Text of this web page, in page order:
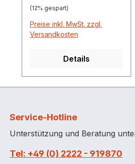
Ausführung mit den
Kunststoffen ist die
Integration vieler
Bauteil möglich und man
erhält einen handlichen
Aufbau und leichtes
Ausgestattet mit sechs
Streustufen ist er
Einsatz wie auch in
(12% gespart)
Preise inkl. MwSt. zzgl.
Versandkosten
Details
Service-Hotline
Unterstützung und Beratung
Tel: +49 (0) 2222 - 919870